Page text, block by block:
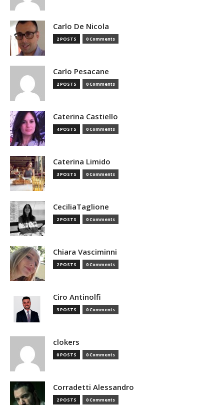
Carlo De Nicola
2 POSTS 0 Comments
Carlo Pesacane
2 POSTS 0 Comments
Caterina Castiello
4 POSTS 0 Comments
Caterina Limido
3 POSTS 0 Comments
CeciliaTaglione
2 POSTS 0 Comments
Chiara Vasciminni
2 POSTS 0 Comments
Ciro Antinolfi
3 POSTS 0 Comments
clokers
0 POSTS 0 Comments
Corradetti Alessandro
2 POSTS 0 Comments